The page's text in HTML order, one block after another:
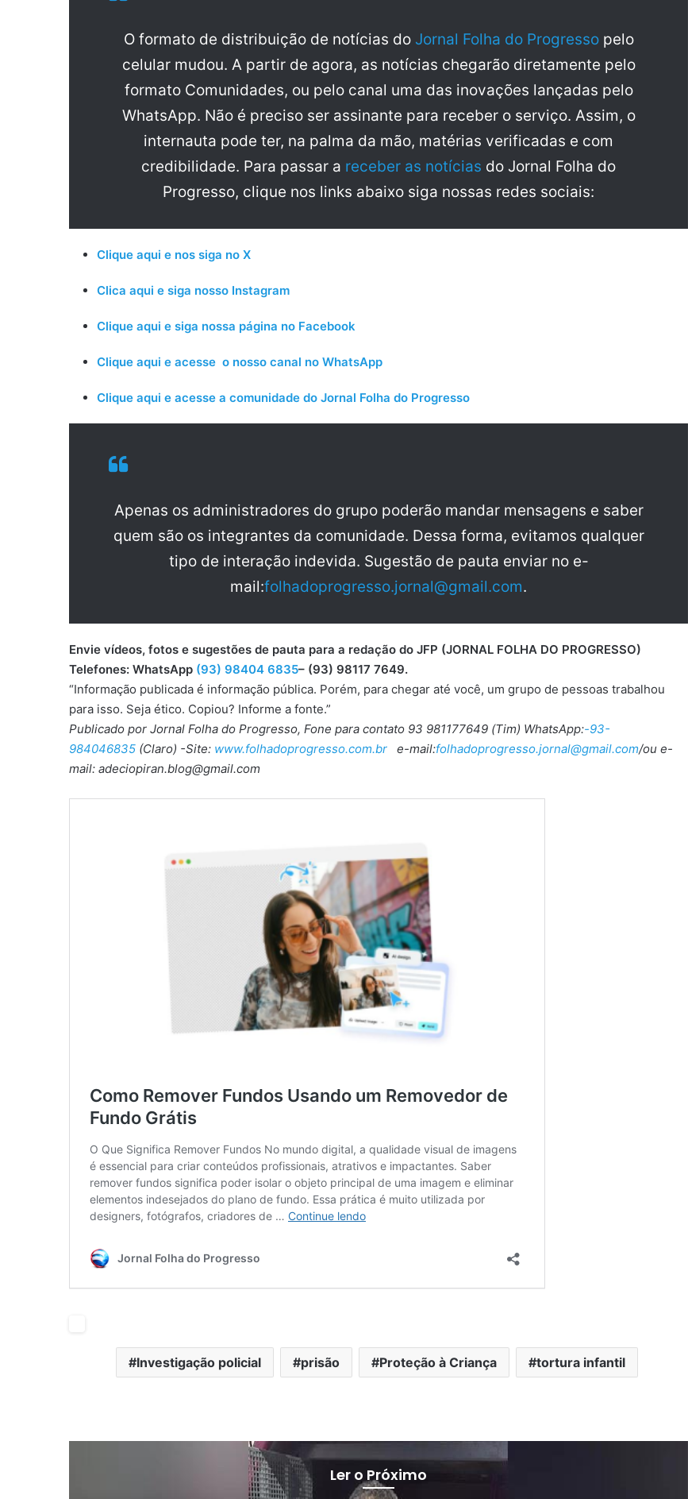
O formato de distribuição de notícias do Jornal Folha do Progresso pelo
celular mudou. A partir de agora, as notícias chegarão diretamente pelo
formato Comunidades, ou pelo canal uma das inovações lançadas pelo
WhatsApp. Não é preciso ser assinante para receber o serviço. Assim, o
internauta pode ter, na palma da mão, matérias verificadas e com
credibilidade. Para passar a receber as notícias do Jornal Folha do
Progresso, clique nos links abaixo siga nossas redes sociais:
Clique aqui e nos siga no X
Clica aqui e siga nosso Instagram
Clique aqui e siga nossa página no Facebook
Clique aqui e acesse o nosso canal no WhatsApp
Clique aqui e acesse a comunidade do Jornal Folha do Progresso
Apenas os administradores do grupo poderão mandar mensagens e saber
quem são os integrantes da comunidade. Dessa forma, evitamos qualquer
tipo de interação indevida. Sugestão de pauta enviar no e-
mail:folhadoprogresso.jornal@gmail.com.
Envie vídeos, fotos e sugestões de pauta para a redação do JFP (JORNAL FOLHA DO PROGRESSO)
Telefones: WhatsApp (93) 98404 6835– (93) 98117 7649.
“Informação publicada é informação pública. Porém, para chegar até você, um grupo de pessoas trabalhou
para isso. Seja ético. Copiou? Informe a fonte.”
Publicado por Jornal Folha do Progresso, Fone para contato 93 981177649 (Tim) WhatsApp:-93-
984046835 (Claro) -Site: www.folhadoprogresso.com.br e-mail:folhadoprogresso.jornal@gmail.com/ou e-
mail: adeciopiran.blog@gmail.com
Investigação policial prisão Proteção à Criança tortura infantil
Ler o Próximo